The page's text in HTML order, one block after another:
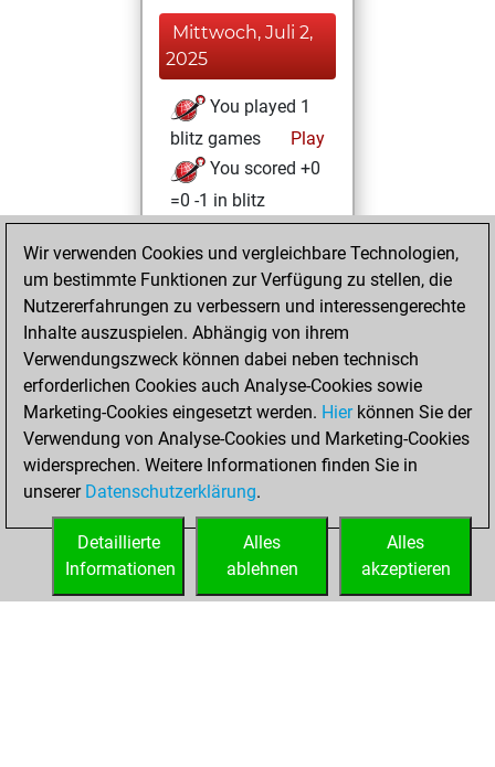
Mittwoch, Juli 2,
2025
You played 1
blitz games
Play
You scored +0
=0 -1 in blitz
Sonntag, Juni 29,
2025
You won
against Fritz
Fritz
You achieved a
BeautyScore of 49
You achieved a
new Elo of 1620
You created
your Fritz account
Wir verwenden Cookies und vergleichbare Technologien,
um bestimmte Funktionen zur Verfügung zu stellen, die
Nutzererfahrungen zu verbessern und interessengerechte
Inhalte auszuspielen. Abhängig von ihrem
Verwendungszweck können dabei neben technisch
erforderlichen Cookies auch Analyse-Cookies sowie
Marketing-Cookies eingesetzt werden. Hierkönnen Sie der
Verwendung von Analyse-Cookies und Marketing-Cookies
widersprechen. Weitere Informationen finden Sie in
unserer Datenschutzerklärung.
Alles
akzeptieren
Alles
ablehnen
Detaillierte
Informationen